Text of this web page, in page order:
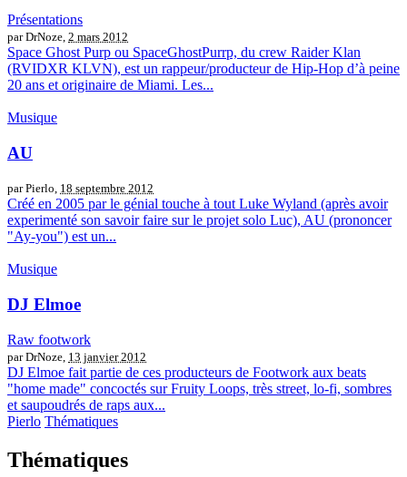
Présentations
par DrNoze, 2 mars 2012
Space Ghost Purp ou SpaceGhostPurrp, du crew Raider Klan
(RVIDXR KLVN), est un rappeur/producteur de Hip-Hop d’à peine
20 ans et originaire de Miami. Les...
Musique
AU
par Pierlo, 18 septembre 2012
Créé en 2005 par le génial touche à tout Luke Wyland (après avoir
experimenté son savoir faire sur le projet solo Luc), AU (prononcer
"Ay-you") est un...
Musique
DJ Elmoe
Raw footwork
par DrNoze, 13 janvier 2012
DJ Elmoe fait partie de ces producteurs de Footwork aux beats
"home made" concoctés sur Fruity Loops, très street, lo-fi, sombres
et saupoudrés de raps aux...
Pierlo Thématiques
Thématiques